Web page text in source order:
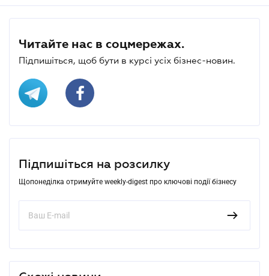
Читайте нас в соцмережах.
Підпишіться, щоб бути в курсі усіх бізнес-новин.
Підпишіться на розсилку
Щопонеділка отримуйте weekly-digest про ключові події бізнесу